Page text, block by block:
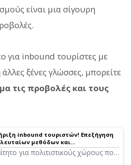
είναι μια σίγουρη
για inbound τουρίστες με
ξένες γλώσσες, μπορείτε
τις προβολές και τους
inbound τουριστών! Επεξήγηση
μεθόδων και
της δημιουργίας
φωνητικών οδηγών δωρεάν
για πολιτιστικούς χώρους που